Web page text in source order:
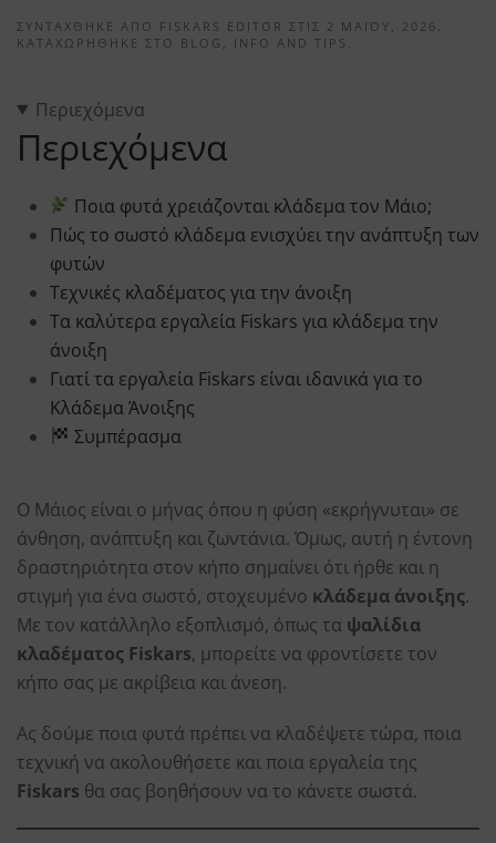
ΣΥΝΤΆΧΘΗΚΕ ΑΠΌ FISKARS EDITOR ΣΤΙΣ 2 ΜΑΪ́ΟΥ, 2026
ΚΑΤΑΧΩΡΉΘΗΚΕ ΣΤΟ BLOG INFO AND TIPS
Περιεχόμενα
Περιεχόμενα
Ποια φυτά χρειάζονται κλάδεμα τον Μάιο;
Πώς το σωστό κλάδεμα ενισχύει την ανάπτυξη των
φυτών
Τεχνικές κλαδέματος για την άνοιξη
Τα καλύτερα εργαλεία Fiskars για κλάδεμα την
άνοιξη
Γιατί τα εργαλεία Fiskars είναι ιδανικά για το
Κλάδεμα Άνοιξης
Συμπέρασμα
Ο Μάιος είναι ο μήνας όπου η φύση «εκρήγνυται» σε
άνθηση, ανάπτυξη και ζωντάνια. Όμως, αυτή η έντονη
δραστηριότητα στον κήπο σημαίνει ότι ήρθε και η
στιγμή για ένα σωστό, στοχευμένο κλάδεμα άνοιξης.
Με τον κατάλληλο εξοπλισμό, όπως τα ψαλίδια
κλαδέματος Fiskars, μπορείτε να φροντίσετε τον
κήπο σας με ακρίβεια και άνεση.
Ας δούμε ποια φυτά πρέπει να κλαδέψετε τώρα, ποια
τεχνική να ακολουθήσετε και ποια εργαλεία της
Fiskars θα σας βοηθήσουν να το κάνετε σωστά.